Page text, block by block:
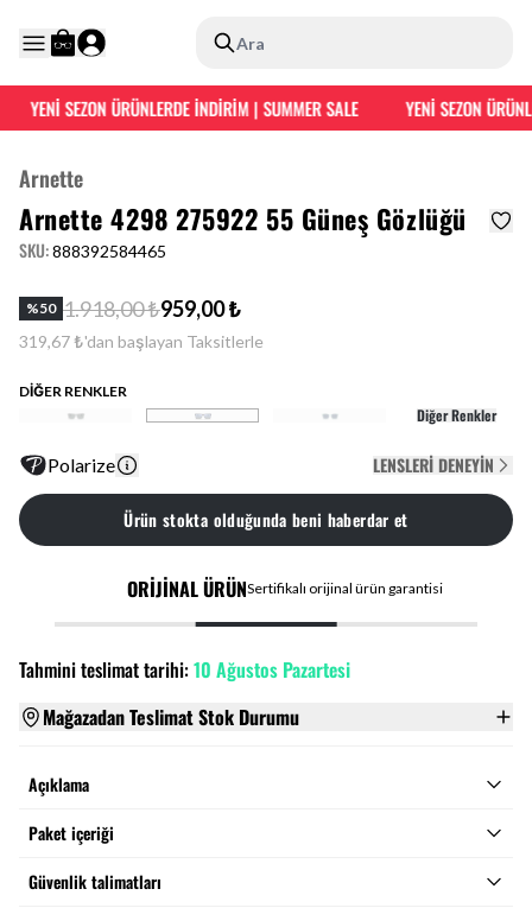
Ara
YENİ SEZON ÜRÜNLERDE İNDİRİM | SUMMER SALE YENİ SEZON
Arnette
Arnette 4298 275922 55 Güneş Gözlüğü
SKU:888392584465
%50 1.918,00 ₺959,00 ₺
319,67 ₺'dan başlayan Taksitlerle
DİĞER RENKLER
Diğer Renkler
Polarize LENSLERI DENEYIN
Ürün stokta olduğunda beni haberdar et
ORİJİNAL ÜRÜNSertifikalı orijinal ürün garantisi
Tahmini teslimat tarihi:10 Ağustos Pazartesi
Mağazadan Teslimat Stok Durumu
Açıklama
Paket içeriği
Güvenlik talimatları